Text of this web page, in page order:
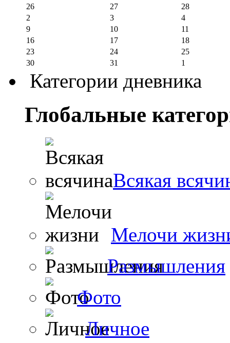
26
27
28
2
3
4
9
10
11
16
17
18
23
24
25
30
31 1
Категории дневника
Глобальные
Всякая
Мелочи
Размышления
Фото
Личное